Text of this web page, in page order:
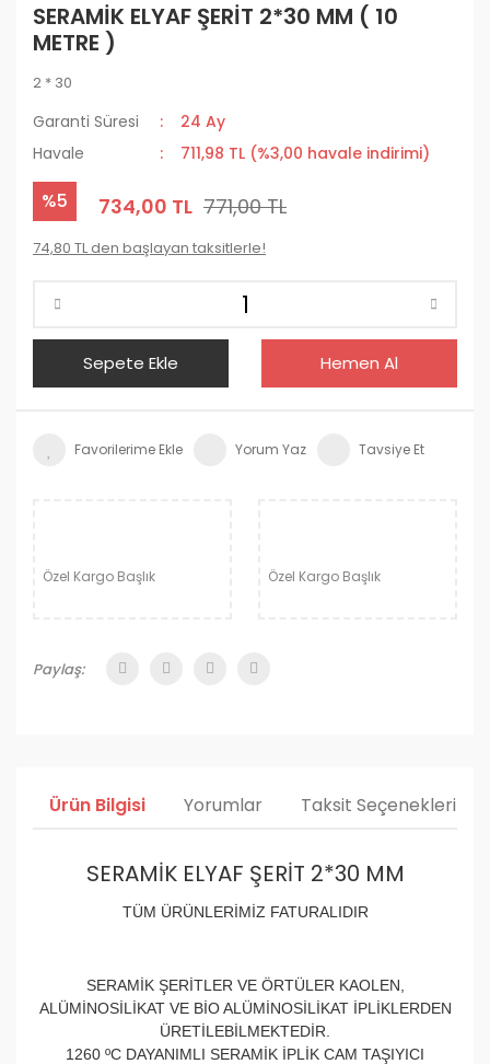
SERAMİK ELYAF ŞERİT 2*30 MM ( 10
METRE )
2 * 30
Garanti Süresi
24 Ay
Havale
711,98 TL (%3,00 havale indirimi)
%5 734,00 TL 771,00 TL
74,80 TL den başlayan taksitlerle!
Sepete Ekle Hemen Al
Yorum Yaz Tavsiye Et
Özel Kargo Başlık Özel Kargo Başlık
Paylaş:
Ürün Bilgisi Yorumlar Taksit Seçenekleri
SERAMİK ELYAF ŞERİT 2*30 MM
TÜM ÜRÜNLERİMİZ FATURALIDIR
SERAMİK ŞERİTLER VE ÖRTÜLER KAOLEN,
ALÜMİNOSİLİKAT VE BİO ALÜMİNOSİLİKAT İPLİKLERDEN
ÜRETİLEBİLMEKTEDİR.
1260 ºC DAYANIMLI SERAMİK İPLİK CAM TAŞIYICI